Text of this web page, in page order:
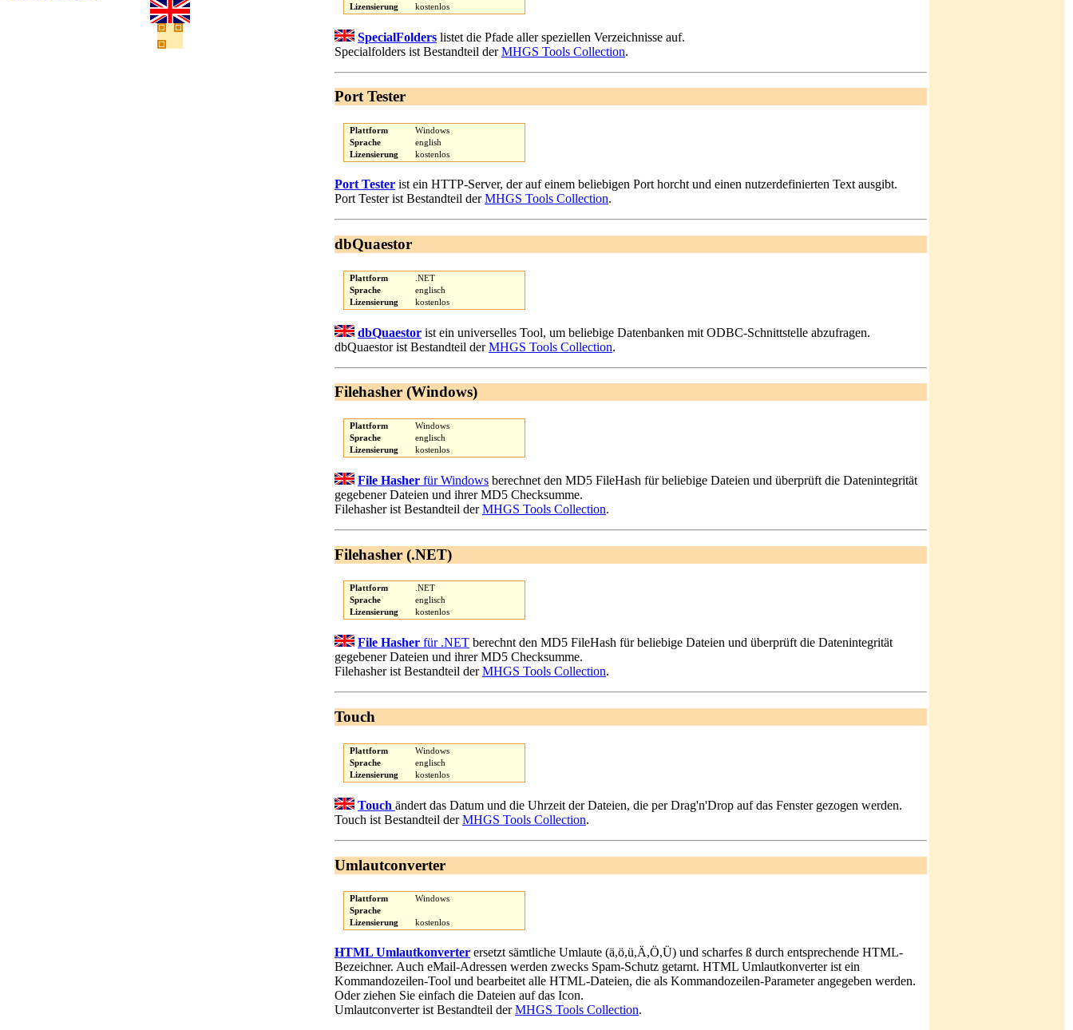
Lizensierung
kostenlos
SpecialFolders listet die Pfade aller speziellen Verzeichnisse auf.
Specialfolders ist Bestandteil derMHGS Tools Collection.
Port Tester
Plattform
Windows
Sprache
english
Lizensierung
kostenlos
Port Tester ist ein HTTP-Server, der auf einem beliebigen Port horcht und einen nutzerdefinierten Text ausgibt.
Port Tester ist Bestandteil derMHGS Tools Collection.
dbQuaestor
Plattform
.NET
Sprache
englisch
Lizensierung
kostenlos
dbQuaestor ist ein universelles Tool, um beliebige Datenbanken mit ODBC-Schnittstelle abzufragen.
dbQuaestor ist Bestandteil derMHGS Tools Collection.
Filehasher (Windows)
Plattform
Windows
Sprache
englisch
Lizensierung
kostenlos
File Hasher für Windows berechnet den MD5 FileHash für beliebige Dateien und überprüft die Datenintegrität
gegebener Dateien und ihrer MD5 Checksumme.
Filehasher ist Bestandteil derMHGS Tools Collection.
Filehasher (.NET)
Plattform
.NET
Sprache
englisch
Lizensierung
kostenlos
File Hasher für .NET berechnt den MD5 FileHash für beliebige Dateien und überprüft die Datenintegrität
gegebener Dateien und ihrer MD5 Checksumme.
Filehasher ist Bestandteil derMHGS Tools Collection.
Touch
Plattform
Windows
Sprache
englisch
Lizensierung
kostenlos
Touch ändert das Datum und die Uhrzeit der Dateien, die per Drag'n'Drop auf das Fenster gezogen werden.
Touch ist Bestandteil derMHGS Tools Collection.
Umlautconverter
Plattform
Windows
Sprache
Lizensierung
kostenlos
HTML Umlautkonverter ersetzt sämtliche Umlaute (ä,ö,ü,Ä,Ö,Ü) und scharfes ß durch entsprechende HTML-
Bezeichner. Auch eMail-Adressen werden zwecks Spam-Schutz getarnt. HTML Umlautkonverter ist ein
Kommandozeilen-Tool und bearbeitet alle HTML-Dateien, die als Kommandozeilen-Parameter angegeben werden.
Oder ziehen Sie einfach die Dateien auf das Icon.
Umlautconverter ist Bestandteil derMHGS Tools Collection.